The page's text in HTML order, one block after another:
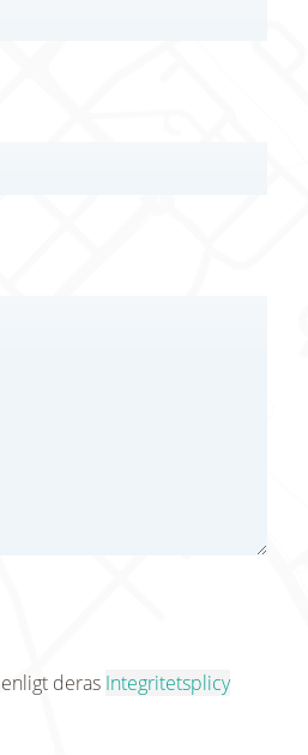
deras Integritetsplicy